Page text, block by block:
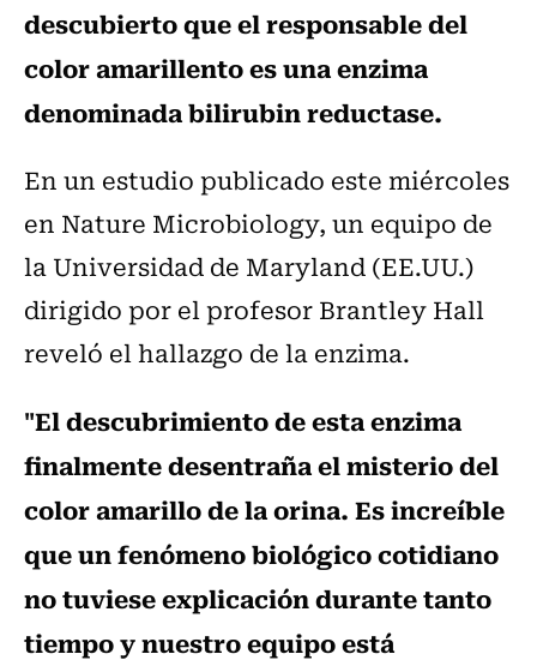
descubierto que el responsable del
color amarillento es una enzima
denominada bilirubin reductase.
En un estudio publicado este miércoles
en Nature Microbiology, un equipo de
la Universidad de Maryland (EE.UU.)
dirigido por el profesor Brantley Hall
reveló el hallazgo de la enzima.
"El descubrimiento de esta enzima
finalmente desentraña el misterio del
color amarillo de la orina. Es increíble
que un fenómeno biológico cotidiano
no tuviese explicación durante tanto
tiempo y nuestro equipo está